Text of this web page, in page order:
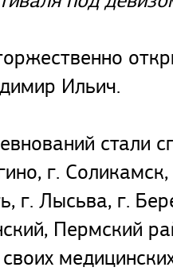
Ильич.
стали
г.
г. Лысьва, г.
Пермский